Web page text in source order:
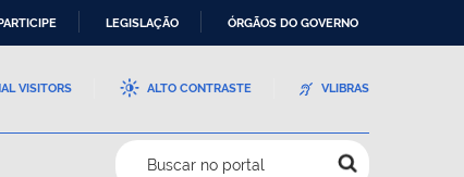
LEGISLAÇÃO ÓRGÃOS DO GOVERNO
VISITORS ALTO CONTRASTE VLIBRAS
Buscar no portal